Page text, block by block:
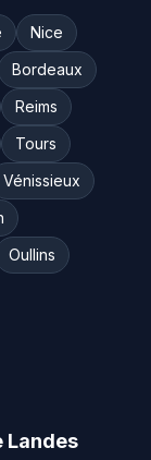
Nice
Bordeaux
Reims
Tours
Vénissieux
Oullins
Landes